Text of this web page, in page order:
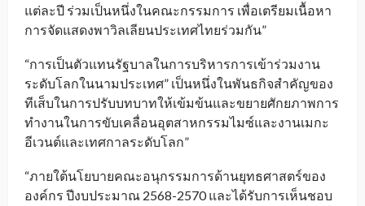
แต่ละปี ร่วมเป็นหนึ่งในคณะกรรมการ เพื่อเตรียมเนื้อหา
การจัดแสดงพาวิลเลียนประเทศไทยร่วมกัน”
“การเป็นตัวแทนรัฐบาลในการบริหารการเข้าร่วมงาน
ระดับโลกในนามประเทศ” เป็นหนึ่งในพันธกิจสำคัญของ
ทีเส็บในการปรับบทบาทให้เข้มข้นและขยายศักยภาพการ
ทำงานในการขับเคลื่อนอุตสาหกรรมไมซ์และงานเมกะ
อีเวนต์และเทศกาลระดับโลก”
“ภายใต้นโยบายคณะอนุกรรมการด้านยุทธศาสตร์ของ
องค์กร ปีงบประมาณ 2568-2570 และได้รับการเห็นชอบ